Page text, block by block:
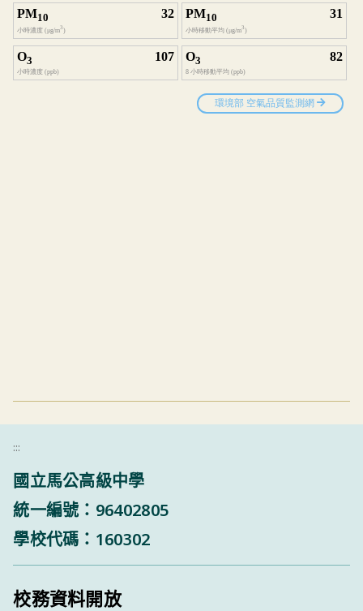
:::
國立馬公高級中學
統一編號：96402805
學校代碼：160302
校務資料開放